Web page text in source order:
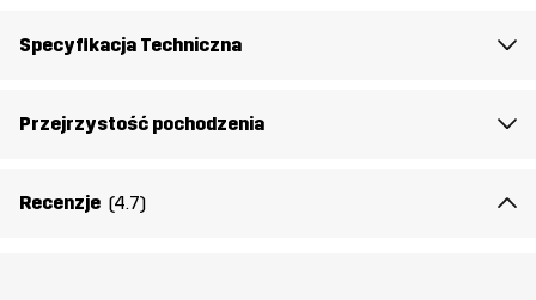
artykułu
Specyfikacja Techniczna
Przejrzystość pochodzenia
Recenzje (4.7)